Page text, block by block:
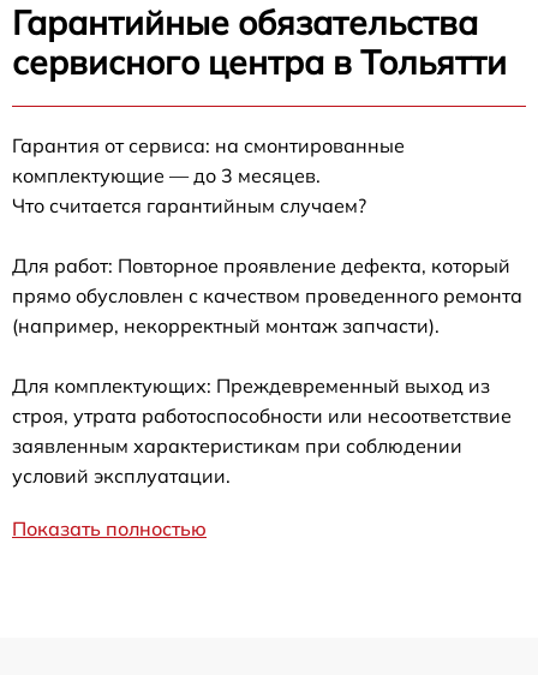
Гарантийные обязательства
сервисного центра в Тольятти
Гарантия от сервиса: на смонтированные
комплектующие — до 3 месяцев.
Что считается гарантийным случаем?
Для работ: Повторное проявление дефекта, который
прямо обусловлен с качеством проведенного ремонта
(например, некорректный монтаж запчасти).
Для комплектующих: Преждевременный выход из
строя, утрата работоспособности или несоответствие
заявленным характеристикам при соблюдении
условий эксплуатации.
Показать полностью